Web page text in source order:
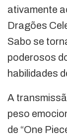
ativamente
Dragões
Sabo se
poderosos
habilidades
A
peso
de “One